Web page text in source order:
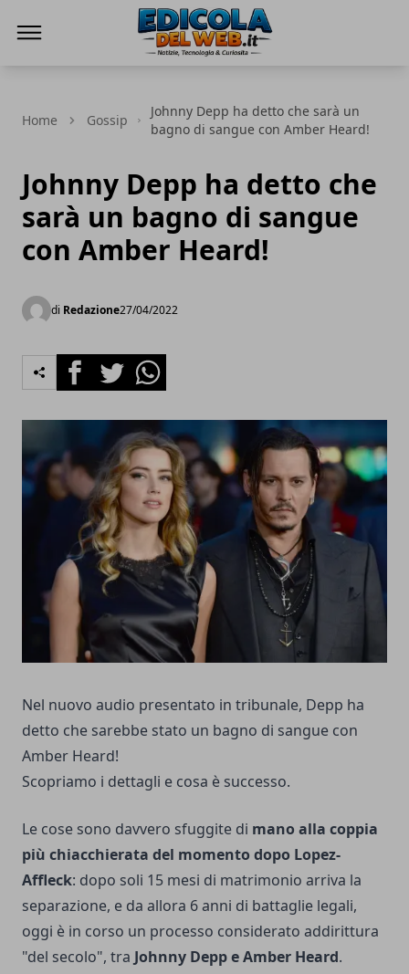
Home Gossip
Johnny Depp ha detto che sarà un
bagno di sangue con Amber Heard!
Johnny Depp ha detto che
sarà un bagno di sangue
con Amber Heard!
di Redazione27/04/2022
FacebookTwitterWhatsapp
Nel nuovo audio presentato in tribunale, Depp ha
detto che sarebbe stato un bagno di sangue con
Amber Heard!
Scopriamo i dettagli e cosa è successo.
Le cose sono davvero sfuggite di mano alla coppia
più chiacchierata del momento dopo Lopez-
Affleck: dopo soli 15 mesi di matrimonio arriva la
separazione, e da allora 6 anni di battaglie legali,
oggi è in corso un processo considerato addirittura
"del secolo", tra Johnny Depp e Amber Heard.